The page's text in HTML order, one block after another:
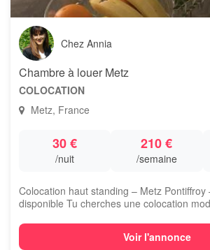
Chez Annia
Chambre à louer Metz
COLOCATION
Metz, France
30 €
/nuit
210 €
/semaine
Colocation haut standing – Metz Pontiffroy
disponible Tu cherches une colocation
Voir l'annonce